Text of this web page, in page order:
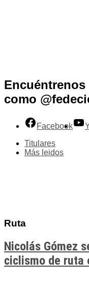
Encuéntrenos
como
Facebook
Titulares
Más leidos
Ruta
Nicolás Gómez
ciclismo de ruta